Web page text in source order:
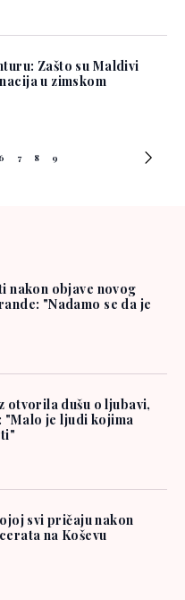
Zašto su Maldivi
u zimskom
6 7 8 9
nakon objave novog
"Nadamo se da je
otvorila dušu o ljubavi,
"Malo je ljudi kojima
svi pričaju nakon
na Koševu